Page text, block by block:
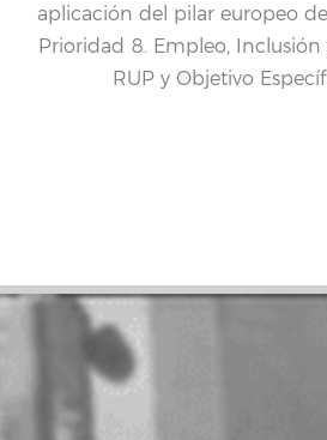
aplicación del pilar europeo
Prioridad 8. Empleo, Inclusión
RUP y Objetivo